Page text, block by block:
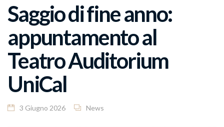
Saggio di fine anno:
appuntamento al
Teatro Auditorium
UniCal
3 Giugno 2026 News